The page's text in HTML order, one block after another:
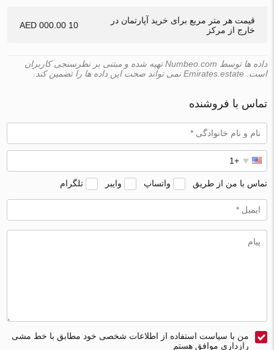
قیمت هر متر مربع برای خرید آپارتمان در
خارج از مرکز
10 000.00 AED
داده ها توسط Numbeo.com تهیه شده و مبتنی بر نظرسنجی کاربران
است. Emirates.estate نمی تواند صحت این داده ها را تضمین کند.
تماس با فروشنده
تماس با من از طریق واتساپ وایبر تلگرام
من با سیاست استفاده از اطلاعات شخصی خود مطابق با خط مشی
رازداری موافق هستم